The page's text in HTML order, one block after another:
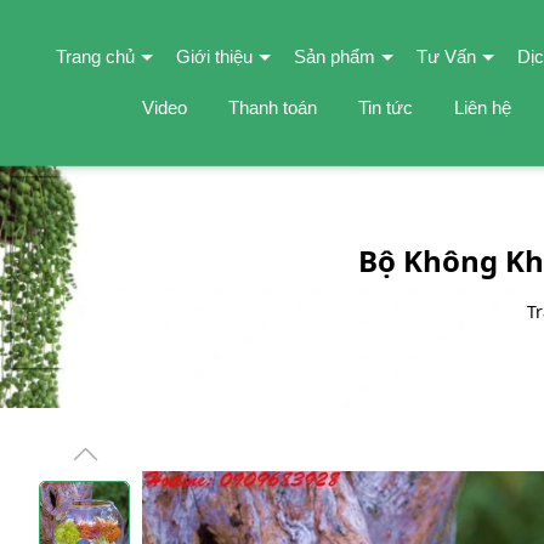
Trang chủ Giới thiệu Sản phẩm Tư Vấn
Video Thanh toán Tin tức Liên hệ
Bộ Không